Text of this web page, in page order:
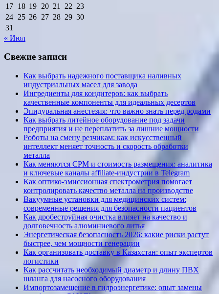
17 18 19 20 21 22 23
24 25 26 27 28 29 30
31
« Июл
Свежие записи
Как выбрать надежного поставщика наливных
индустриальных масел для завода
Ингредиенты для кондитеров: как выбрать
качественные компоненты для идеальных десертов
Эпидуральная анестезия: что важно знать перед родами
Как выбрать литейное оборудование под задачи
предприятия и не переплатить за лишние мощности
Роботы на смену резчикам: как искусственный
интеллект меняет точность и скорость обработки
металла
Как меняются CPM и стоимость размещения: аналитика
и ключевые каналы affiliate-индустрии в Telegram
Как оптико-эмиссионная спектрометрия помогает
контролировать качество металла на производстве
Вакуумные установки для медицинских систем:
современные решения для безопасности пациентов
Как дробеструйная очистка влияет на качество и
долговечность алюминиевого литья
Энергетическая безопасность 2026: какие риски растут
быстрее, чем мощности генерации
Как организовать доставку в Казахстан: опыт экспертов
логистики
Как рассчитать необходимый диаметр и длину ПВХ
шланга для насосного оборудования
Импортозамещение в гидроэнергетике: опыт замены